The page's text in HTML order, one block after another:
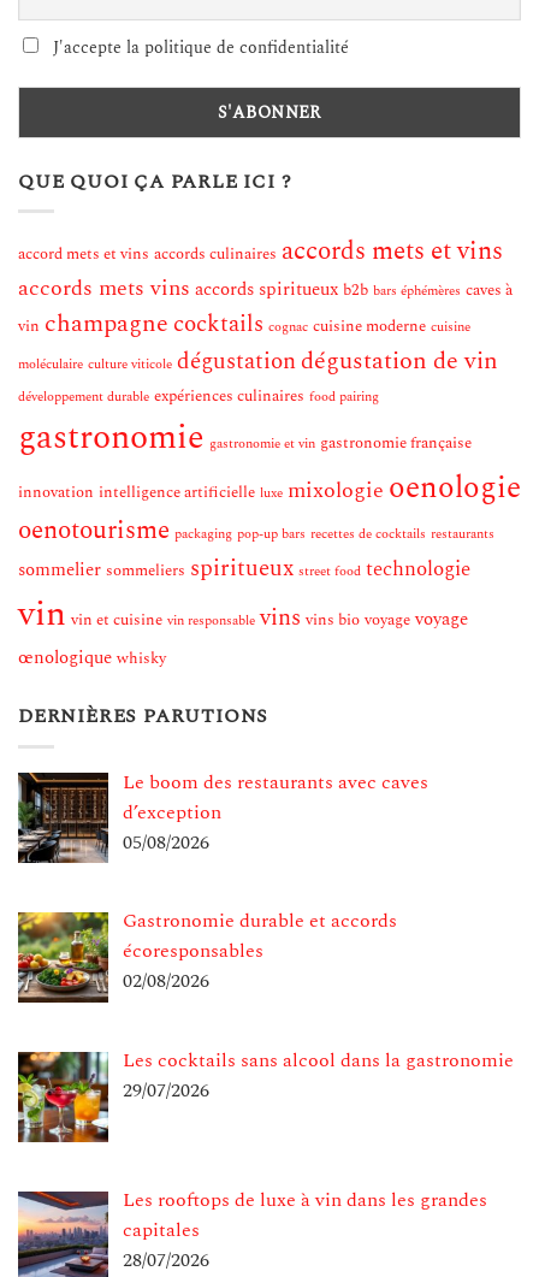
J'accepte la politique de confidentialité
QUE QUOI ÇA PARLE ICI ?
accord mets et vins accords culinaires accords mets et vins
accords mets vins accords spiritueux b2b bars éphémères caves à
vin champagne cocktails cognac cuisine moderne cuisine
moléculaire culture viticole dégustationdégustation de vin
développement durable expériences culinaires food pairing
gastronomie gastronomie et vin gastronomie française
innovation intelligence artificielle luxe mixologie oenologie
oenotourisme packaging pop-up bars recettes de cocktails restaurants
sommelier sommeliers spiritueux street food technologie
vin vin et cuisine vin responsable vins vins bio voyage voyage
œnologique whisky
DERNIÈRES PARUTIONS
Le boom des restaurants avec caves
d’exception
05/08/2026
Gastronomie durable et accords
écoresponsables
02/08/2026
Les cocktails sans alcool dans la gastronomie
29/07/2026
Les rooftops de luxe à vin dans les grandes
capitales
28/07/2026